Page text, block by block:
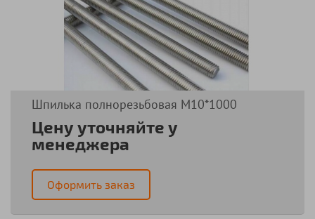
Шпилька полнорезьбовая М10*1000
Цену уточняйте у
менеджера
Оформить заказ